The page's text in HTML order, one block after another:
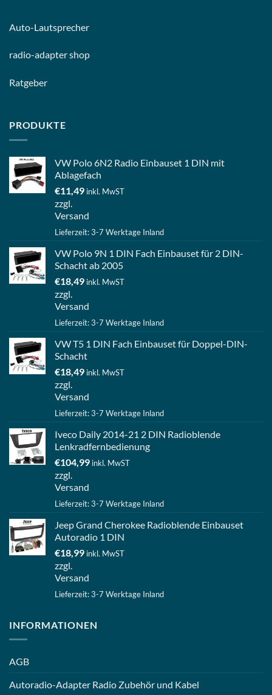
Auto-Lautsprecher
radio-adapter shop
Ratgeber
PRODUKTE
VW Polo 6N2 Radio Einbauset 1 DIN mit
Ablagefach
€11,49 inkl. MwST
zzgl.
Versand
Lieferzeit: 3-7 Werktage Inland
VW Polo 9N 1 DIN Fach Einbauset für 2 DIN-
Schacht ab 2005
€18,49 inkl. MwST
zzgl.
Versand
Lieferzeit: 3-7 Werktage Inland
VW T5 1 DIN Fach Einbauset für Doppel-DIN-
Schacht
€18,49 inkl. MwST
zzgl.
Versand
Lieferzeit: 3-7 Werktage Inland
Iveco Daily 2014-21 2 DIN Radioblende
Lenkradfernbedienung
€104,99 inkl. MwST
zzgl.
Versand
Lieferzeit: 3-7 Werktage Inland
Jeep Grand Cherokee Radioblende Einbauset
Autoradio 1 DIN
€18,99 inkl. MwST
zzgl.
Versand
Lieferzeit: 3-7 Werktage Inland
INFORMATIONEN
AGB
Autoradio-Adapter Radio Zubehör und Kabel